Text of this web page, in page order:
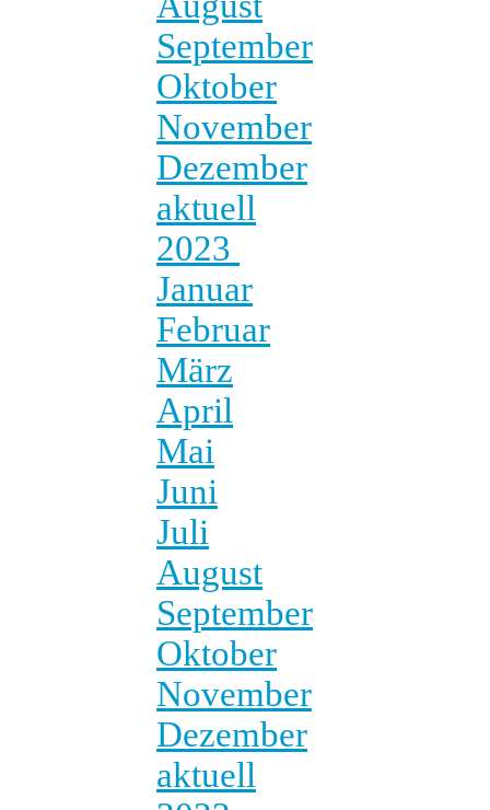
September
Oktober
November
Dezember
aktuell
2023
Januar
Februar
März
April
Mai
Juni
Juli
August
September
Oktober
November
Dezember
aktuell